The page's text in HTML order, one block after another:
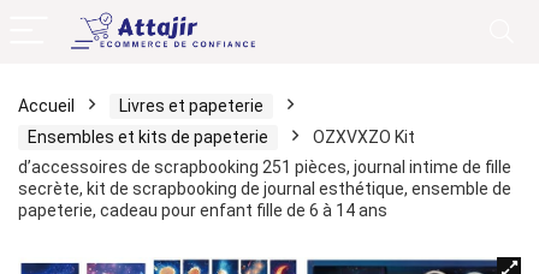
Accueil
Livres et papeterie
Ensembles et kits de papeterie
OZXVXZO Kit
d’accessoires de scrapbooking 251 pièces, journal intime de fille
secrète, kit de scrapbooking de journal esthétique, ensemble de
papeterie, cadeau pour enfant fille de 6 à 14 ans